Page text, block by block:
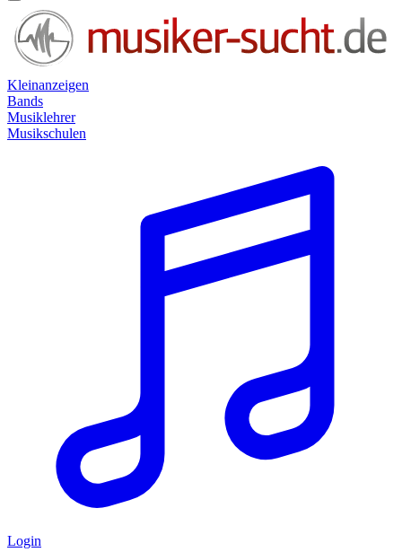
Kleinanzeigen
Bands
Musiklehrer
Musikschulen
Login